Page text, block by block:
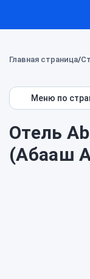
Главная страница
Меню по
Отель
(Абааш